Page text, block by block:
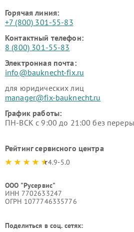
Горячая линия:
+7 (800) 301-55-83
Контактный телефон:
8 (800) 301-55-83
Электронная почта:
info@bauknecht-fix.ru
для юридических лиц
manager@fix-bauknecht.ru
График работы:
ПН-ВСК с 9:00 до 21:00 без
Рейтинг сервисного центра
4.9-5.0
ООО "Русервис"
ИНН 7702633247
ОГРН 1077746335776
Поделиться в соц. сетях: